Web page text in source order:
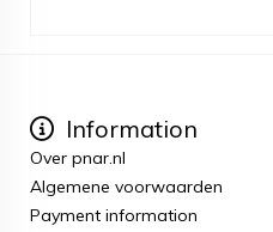
Information
Over pnar.nl
Algemene voorwaarden
Payment information